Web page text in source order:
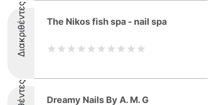
Διακριθέντες The Nikos fish spa - nail spa
Dreamy Nails By A. M. G